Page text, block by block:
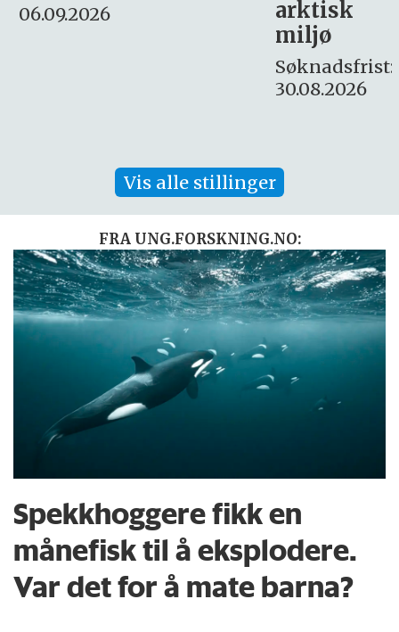
Søknadsfrist:
16. august.
Vis alle stillinger
FRA UNG.FORSKNING.NO:
Spekkhoggere fikk en
månefisk til å eksplodere.
Var det for å mate barna?